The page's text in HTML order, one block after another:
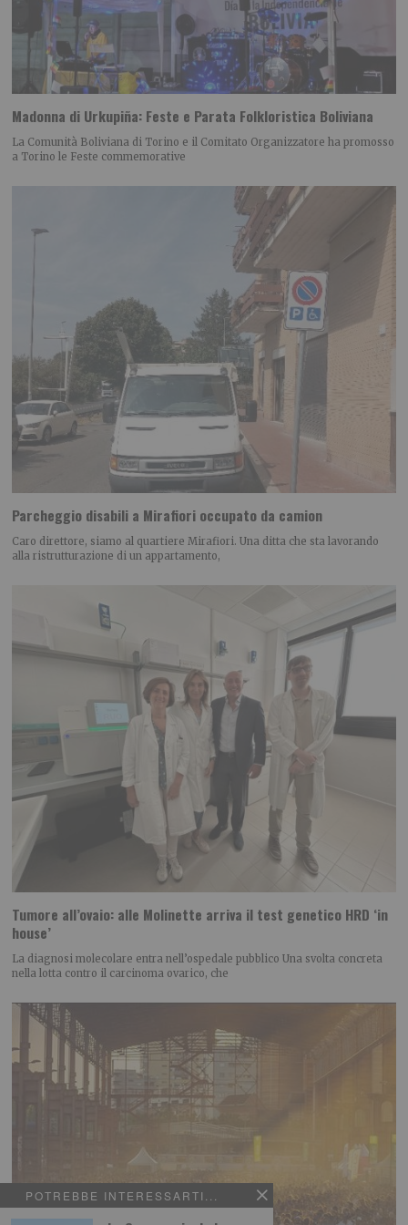
POTREBBE INTERESSARTI...
Madonna di Urkupiña: Feste e Parata Folkloristica Boliviana
La Comunità Boliviana di Torino e il Comitato Organizzatore ha promosso
a Torino le Feste commemorative
Parcheggio disabili a Mirafiori occupato da camion
Caro direttore, siamo al quartiere Mirafiori. Una ditta che sta lavorando
alla ristrutturazione di un appartamento,
Tumore all’ovaio: alle Molinette arriva il test genetico HRD ‘in
house’
La diagnosi molecolare entra nell’ospedale pubblico Una svolta concreta
nella lotta contro il carcinoma ovarico, che